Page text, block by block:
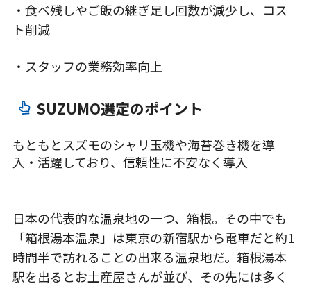
・食べ残しやご飯の継ぎ足し回数が減少し、コス
ト削減
・スタッフの業務効率向上
SUZUMO選定のポイント
もともとスズモのシャリ玉機や海苔巻き機を導
入・活躍しており、信頼性に不安なく導入
日本の代表的な温泉地の一つ、箱根。その中でも
「箱根湯本温泉」は東京の新宿駅から電車だと約1
時間半で訪れることの出来る温泉地だ。箱根湯本
駅を出るとお土産屋さんが並び、その先には多く